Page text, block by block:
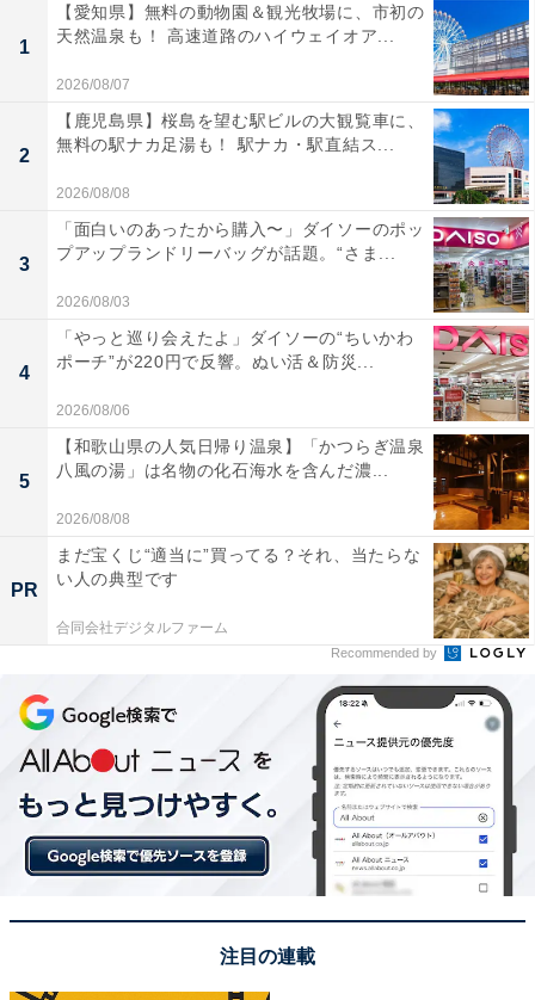
1
【愛知県】無料の動物園＆観光牧場に、市初の
天然温泉も！ 高速道路のハイウェイオア...
2026/08/07
2
【鹿児島県】桜島を望む駅ビルの大観覧車に、
無料の駅ナカ足湯も！ 駅ナカ・駅直結ス...
2026/08/08
3
「面白いのあったから購入〜」ダイソーのポッ
プアップランドリーバッグが話題。“さま...
2026/08/03
4
「やっと巡り会えたよ」ダイソーの“ちいかわ
ポーチ”が220円で反響。ぬい活＆防災...
2026/08/06
5
【和歌山県の人気日帰り温泉】「かつらぎ温泉
八風の湯」は名物の化石海水を含んだ濃...
2026/08/08
PR
まだ宝くじ“適当に”買ってる？それ、当たらな
い人の典型です
合同会社デジタルファーム
Recommended by
注目の連載